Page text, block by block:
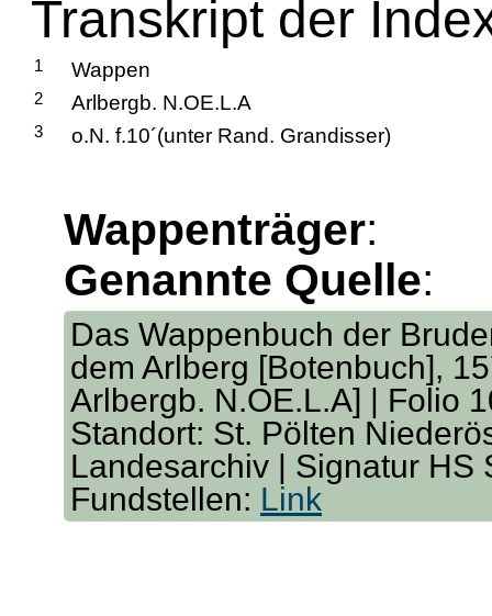
Transkript der
1 Wappen
2 Arlbergb. N.OE.L.A
3 o.N. f.10´(unter Rand. Grandisser)
Wappenträger:
Genannte Quelle:
Das Wappenbuch der
dem Arlberg [Botenbuch],
Arlbergb. N.OE.L.A] | Folio
Standort: St. Pölten
Landesarchiv | Signatur HS
Fundstellen: Link